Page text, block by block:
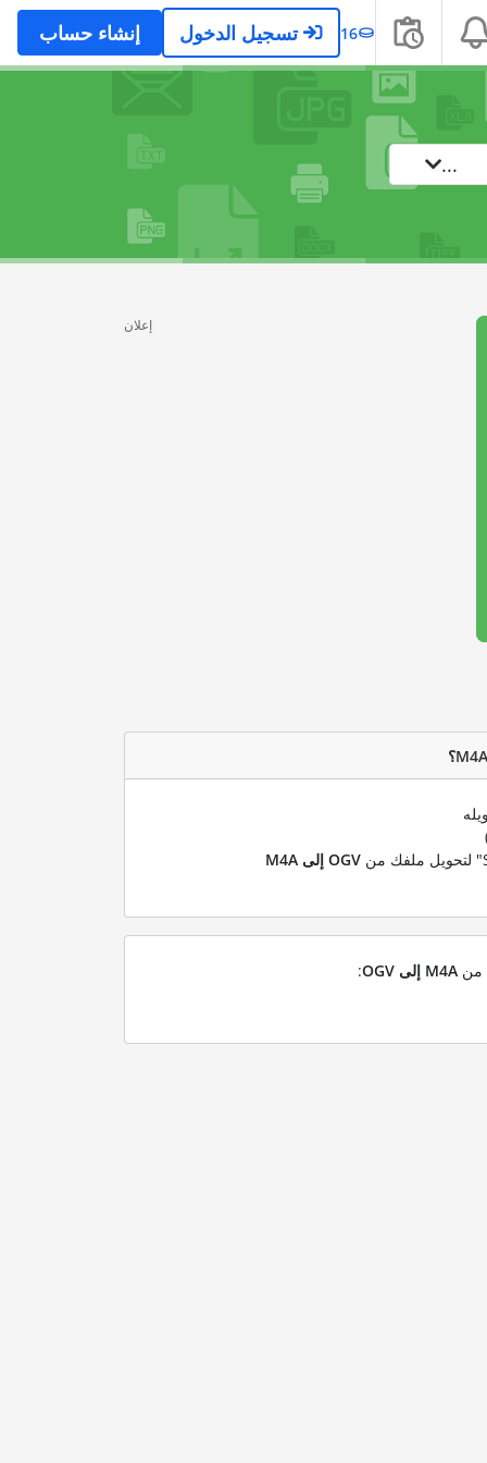
16 تسجيل الدخول إنشاء حساب
...
إعلان
OGV إلى M4A
من M4A إلى OGV :